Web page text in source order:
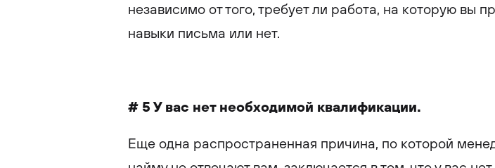
независимо от того, требует ли работа, на которую вы
навыки письма или нет.
# 5 У вас нет необходимой квалификации.
Еще одна распространенная причина, по которой